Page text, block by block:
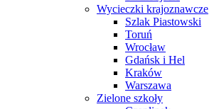
Wycieczki krajoznawcze
Szlak Piastowski
Toruń
Wrocław
Gdańsk i Hel
Kraków
Warszawa
Zielone szkoły